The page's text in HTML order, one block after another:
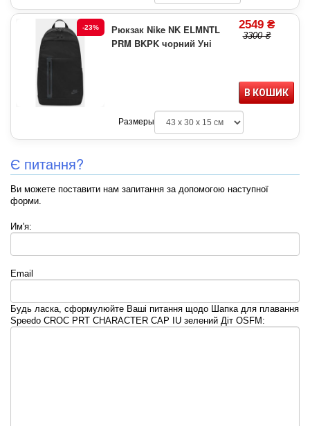
-23%
Рюкзак Nike NK ELMNTL
PRM BKPK чорний Уні
2549 ₴
3300 ₴
В КОШИК
Размеры
Є питання?
Ви можете поставити нам запитання за допомогою наступної
форми.
Им'я:
Email
Будь ласка, сформулюйте Ваші питання щодо Шапка для плавання
Speedo CROC PRT CHARACTER CAP IU зелений Діт OSFM: